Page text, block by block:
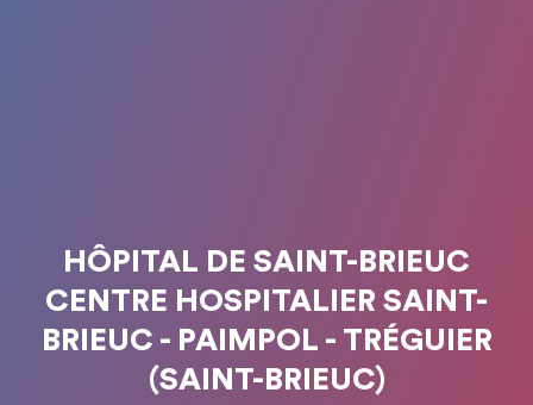
HÔPITAL DE SAINT-BRIEUC
CENTRE HOSPITALIER SAINT-
BRIEUC - PAIMPOL - TRÉGUIER
(SAINT-BRIEUC)